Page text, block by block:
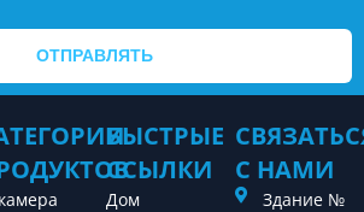
ОТПРАВЛЯТЬ
БЫСТРЫЕ
ССЫЛКИ
Дом
С НАМИ
Здание №